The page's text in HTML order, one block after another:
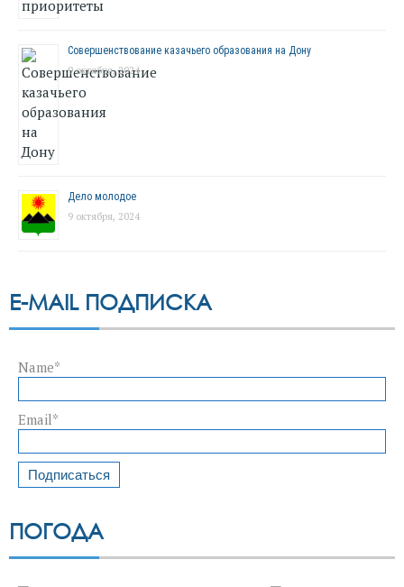
Совершенствование казачьего образования на Дону
9 октября, 2024
Дело молодое
9 октября, 2024
E-MAIL ПОДПИСКА
Name*
Email*
ПОГОДА